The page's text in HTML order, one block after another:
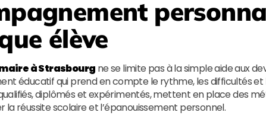
élève
à Strasbourg ne se limite pas à la simple aide aux
éducatif qui prend en compte le rythme, les difficultés et
diplômés et expérimentés, mettent en place des
la réussite scolaire et l’épanouissement personnel.